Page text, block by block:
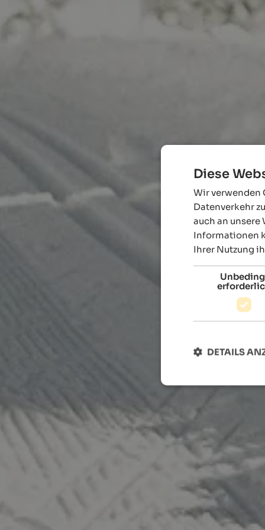
Diese
Wir verwenden
Datenverkehr
auch an
Informationen
Ihrer Nutzung
DETAILS